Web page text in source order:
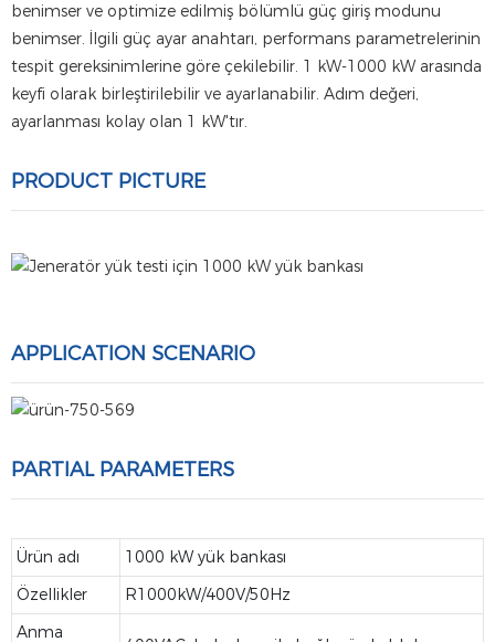
benimser ve optimize edilmiş bölümlü güç giriş modunu
benimser. İlgili güç ayar anahtarı, performans parametrelerinin
tespit gereksinimlerine göre çekilebilir. 1 kW-1000 kW arasında
keyfi olarak birleştirilebilir ve ayarlanabilir. Adım değeri,
ayarlanması kolay olan 1 kW'tır.
PRODUCT PICTURE
APPLICATION SCENARIO
PARTIAL PARAMETERS
Ürün adı
1000 kW yük bankası
Özellikler
R1000kW/400V/50Hz
Anma